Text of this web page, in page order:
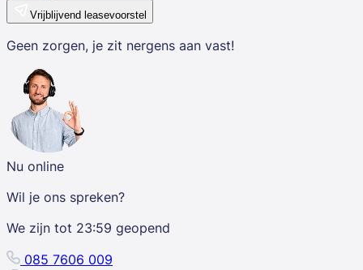
Vrijblijvend leasevoorstel
Geen zorgen, je zit nergens aan vast!
Nu online
Wil je ons spreken?
We zijn tot 23:59 geopend
085 7606 009